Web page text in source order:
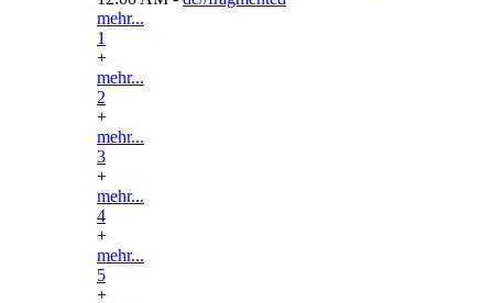
mehr...
1
+
mehr...
2
+
mehr...
3
+
mehr...
4
+
mehr...
5
+